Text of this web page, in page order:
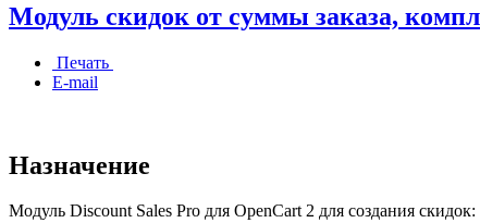
Модуль скидок от суммы заказа,
Печать
E-mail
Назначение
Модуль Discount Sales Pro для OpenCart 2 для создания скидок: